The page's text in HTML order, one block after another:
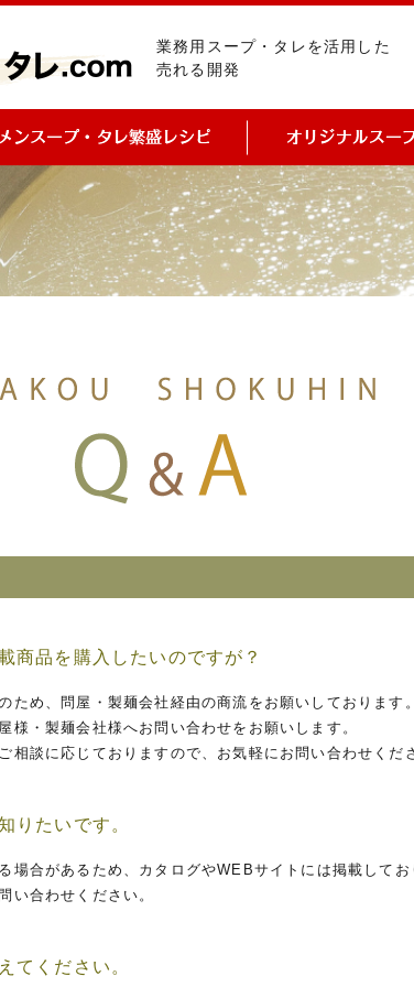
業務用スープ・タレを活用した
売れる開発
商品を購入したいのですが？
ため、問屋・製麺会社経由の商流をお願いしております。
様・製麺会社様へお問い合わせをお願いします。
相談に応じておりますので、お気軽にお問い合わせくだ
りたいです。
場合があるため、カタログやWEBサイトには掲載してお
い合わせください。
てください。